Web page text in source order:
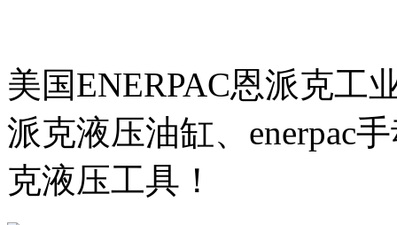
美国ENERPAC恩派克工
派克液压油缸、enerpac
克液压工具！